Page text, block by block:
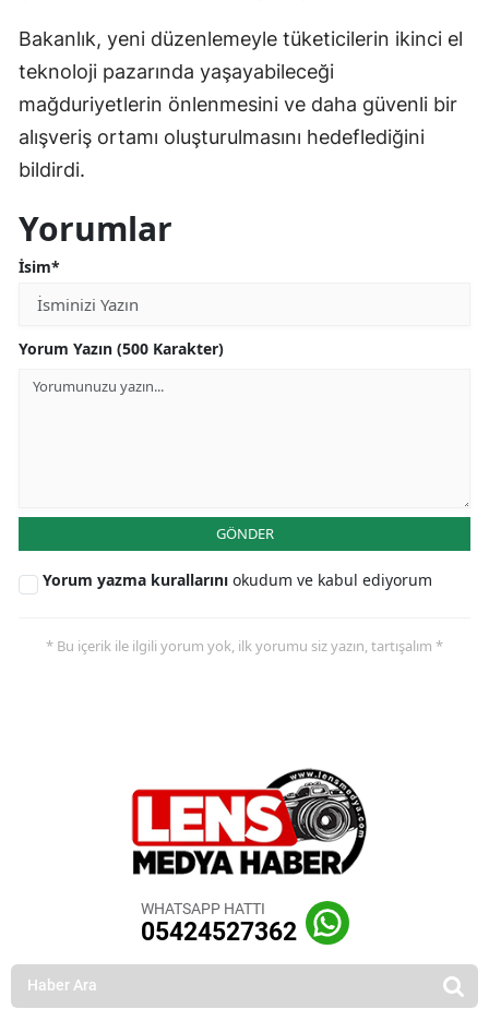
Bakanlık, yeni düzenlemeyle tüketicilerin ikinci el
teknoloji pazarında yaşayabileceği
mağduriyetlerin önlenmesini ve daha güvenli bir
alışveriş ortamı oluşturulmasını hedeflediğini
bildirdi.
Yorumlar
İsim*
Yorum Yazın (500 Karakter)
GÖNDER
Yorum yazma kurallarını okudum ve kabul ediyorum
* Bu içerik ile ilgili yorum yok, ilk yorumu siz yazın, tartışalım *
WHATSAPP HATTI
05424527362